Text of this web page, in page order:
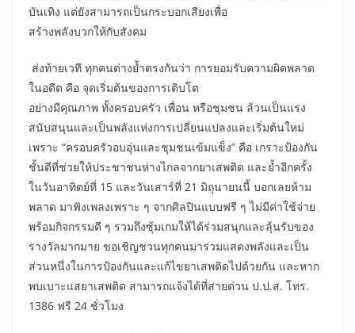
บันเทิง แต่ยังสามารถเป็นกระบอกเสียงเพื่อ
สร้างพลังบวกให้กับสังคม
ส่งท้ายเวที ทุกคนต่างย้ำตรงกันว่า การยอมรับความผิดพลาด
ในอดีต คือ จุดเริ่มต้นของการเติบโต
อย่างมีคุณภาพ ทั้งครอบครัว เพื่อน หรือชุมชน ล้วนเป็นแรง
สนับสนุนและเป็นพลังแห่งการเปลี่ยนแปลงและเริ่มต้นใหม่
เพราะ “ครอบครัวอบอุ่นและชุมชนเข้มแข็ง” คือ เกราะป้องกัน
ชั้นดีที่ช่วยให้ประชาชนห่างไกลจากยาเสพติด และย้ำอีกครั้ง
ในวันอาทิตย์ที่ 15 และวันเสาร์ที่ 21 มิถุนายนนี้ บอกเลยห้าม
พลาด มาฟังเพลงเพราะ ๆ จากศิลปินแบบฟรี ๆ ไม่มีค่าใช้จ่าย
พร้อมกิจกรรมดี ๆ รวมถึงซุ้มเกมให้ได้ร่วมสนุกและลุ้นรับของ
รางวัลมากมาย ขอเชิญชวนทุกคนมาร่วมแสดงพลังและเป็น
ส่วนหนึ่งในการป้องกันและแก้ไขยาเสพติดไปด้วยกัน และหาก
พบเบาะแสยาเสพติด สามารถแจ้งได้ที่สายด่วน ป.ป.ส. โทร.
1386 ฟรี 24 ชั่วโมง